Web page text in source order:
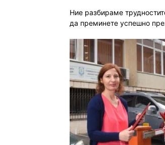
Ние разбираме
да преминете успешно